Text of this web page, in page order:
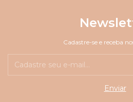
Cadastre-se e receba